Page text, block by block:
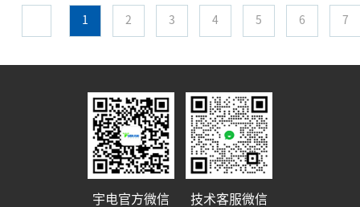
1 2 3 4 5 6 7
宇电官方微信 技术客服微信